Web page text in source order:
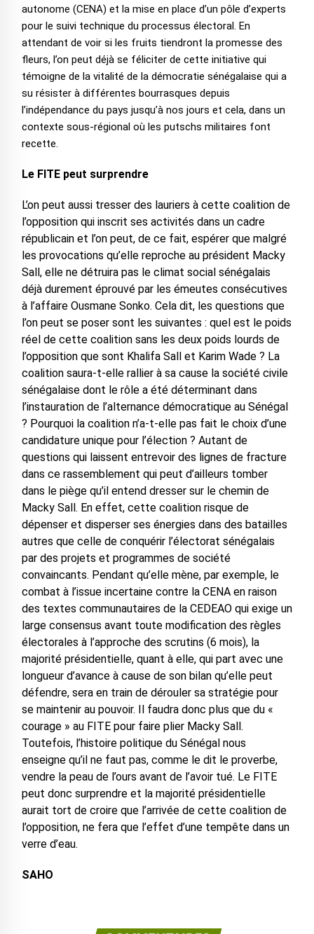
autonome (CENA) et la mise en place d’un pôle d’experts
pour le suivi technique du processus électoral. En
attendant de voir si les fruits tiendront la promesse des
fleurs, l’on peut déjà se féliciter de cette initiative qui
témoigne de la vitalité de la démocratie sénégalaise qui a
su résister à différentes bourrasques depuis
l’indépendance du pays jusqu’à nos jours et cela, dans un
contexte sous-régional où les putschs militaires font
recette.
Le FITE peut surprendre
L’on peut aussi tresser des lauriers à cette coalition de
l’opposition qui inscrit ses activités dans un cadre
républicain et l’on peut, de ce fait, espérer que malgré
les provocations qu’elle reproche au président Macky
Sall, elle ne détruira pas le climat social sénégalais
déjà durement éprouvé par les émeutes consécutives
à l’affaire Ousmane Sonko. Cela dit, les questions que
l’on peut se poser sont les suivantes : quel est le poids
réel de cette coalition sans les deux poids lourds de
l’opposition que sont Khalifa Sall et Karim Wade ? La
coalition saura-t-elle rallier à sa cause la société civile
sénégalaise dont le rôle a été déterminant dans
l’instauration de l’alternance démocratique au Sénégal
? Pourquoi la coalition n’a-t-elle pas fait le choix d’une
candidature unique pour l’élection ? Autant de
questions qui laissent entrevoir des lignes de fracture
dans ce rassemblement qui peut d’ailleurs tomber
dans le piège qu’il entend dresser sur le chemin de
Macky Sall. En effet, cette coalition risque de
dépenser et disperser ses énergies dans des batailles
autres que celle de conquérir l’électorat sénégalais
par des projets et programmes de société
convaincants. Pendant qu’elle mène, par exemple, le
combat à l’issue incertaine contre la CENA en raison
des textes communautaires de la CEDEAO qui exige un
large consensus avant toute modification des règles
électorales à l’approche des scrutins (6 mois), la
majorité présidentielle, quant à elle, qui part avec une
longueur d’avance à cause de son bilan qu’elle peut
défendre, sera en train de dérouler sa stratégie pour
se maintenir au pouvoir. Il faudra donc plus que du «
courage » au FITE pour faire plier Macky Sall.
Toutefois, l’histoire politique du Sénégal nous
enseigne qu’il ne faut pas, comme le dit le proverbe,
vendre la peau de l’ours avant de l’avoir tué. Le FITE
peut donc surprendre et la majorité présidentielle
aurait tort de croire que l’arrivée de cette coalition de
l’opposition, ne fera que l’effet d’une tempête dans un
verre d’eau.
SAHO